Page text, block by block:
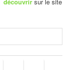
découvrir sur le site